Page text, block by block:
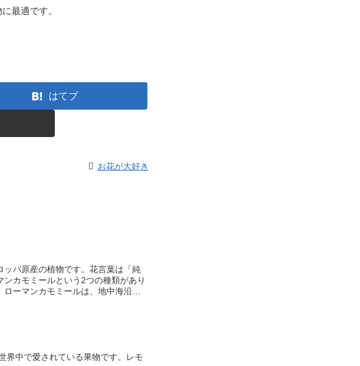
最適です。
はてブ
お花が大好き
パ原産の植物です。花言葉は「純
カモミールという2つの種類があり
ーマンカモミールは、地中海沿岸
界中で愛されている果物です。レモ